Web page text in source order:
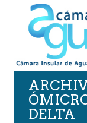
DELTA